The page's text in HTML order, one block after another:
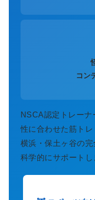
コン
NSCA認定トレー
性に合わせた筋トレ
横浜・保土ヶ谷の
科学的にサポートし